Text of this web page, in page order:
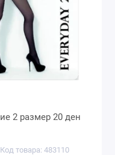
Код товара: 483110